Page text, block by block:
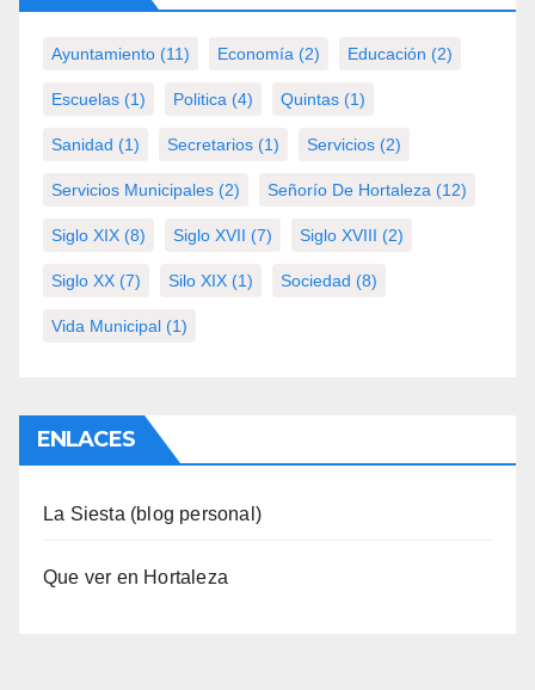
Ayuntamiento (11) Economía (2) Educación (2)
Escuelas (1) Politica (4) Quintas (1)
Sanidad (1) Secretarios (1) Servicios (2)
Servicios Municipales (2) Señorío De Hortaleza (12)
Siglo XIX (8) Siglo XVII (7) Siglo XVIII (2)
Siglo XX (7) Silo XIX (1) Sociedad (8)
Vida Municipal (1)
ENLACES
La Siesta (blog personal)
Que ver en Hortaleza